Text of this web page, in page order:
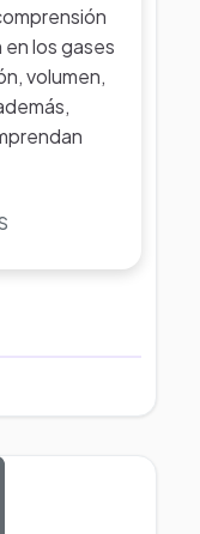
los gases
volumen,